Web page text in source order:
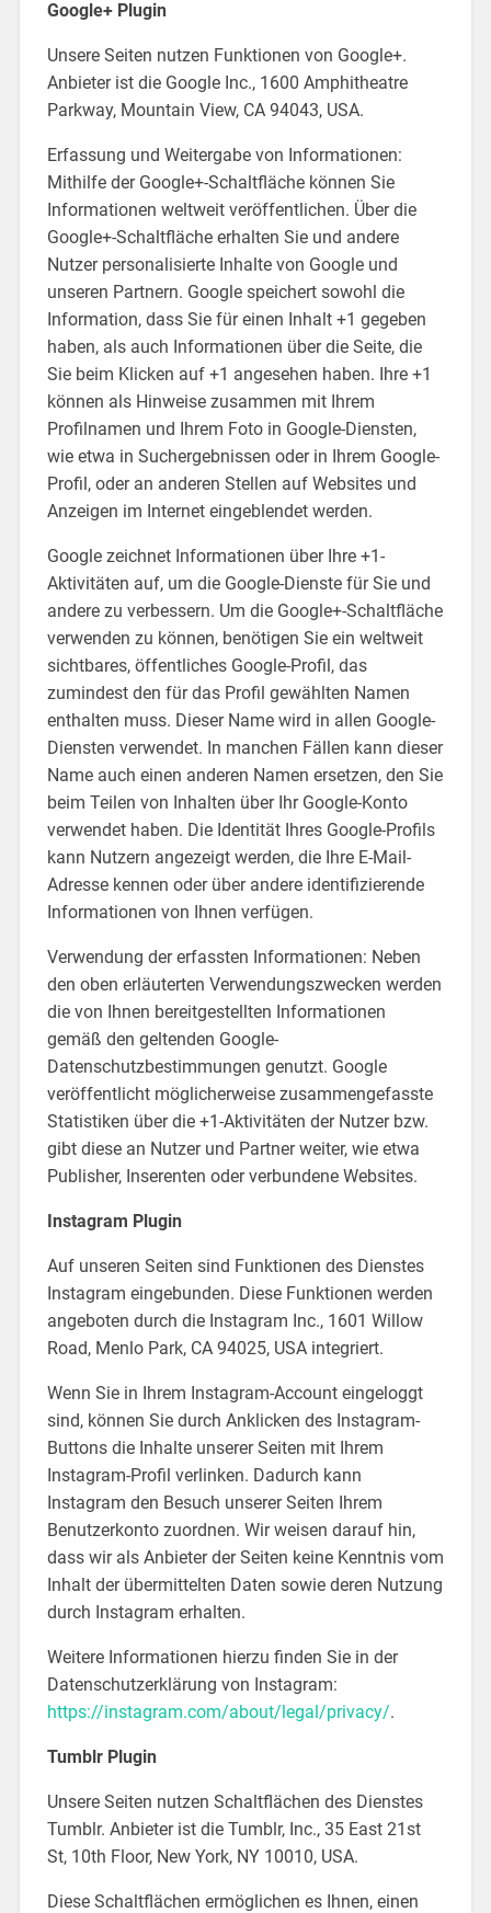
Google+ Plugin
Unsere Seiten nutzen Funktionen von Google+.
Anbieter ist die Google Inc., 1600 Amphitheatre
Parkway, Mountain View, CA 94043, USA.
Erfassung und Weitergabe von Informationen:
Mithilfe der Google+-Schaltfläche können Sie
Informationen weltweit veröffentlichen. Über die
Google+-Schaltfläche erhalten Sie und andere
Nutzer personalisierte Inhalte von Google und
unseren Partnern. Google speichert sowohl die
Information, dass Sie für einen Inhalt +1 gegeben
haben, als auch Informationen über die Seite, die
Sie beim Klicken auf +1 angesehen haben. Ihre +1
können als Hinweise zusammen mit Ihrem
Profilnamen und Ihrem Foto in Google-Diensten,
wie etwa in Suchergebnissen oder in Ihrem Google-
Profil, oder an anderen Stellen auf Websites und
Anzeigen im Internet eingeblendet werden.
Google zeichnet Informationen über Ihre +1-
Aktivitäten auf, um die Google-Dienste für Sie und
andere zu verbessern. Um die Google+-Schaltfläche
verwenden zu können, benötigen Sie ein weltweit
sichtbares, öffentliches Google-Profil, das
zumindest den für das Profil gewählten Namen
enthalten muss. Dieser Name wird in allen Google-
Diensten verwendet. In manchen Fällen kann dieser
Name auch einen anderen Namen ersetzen, den Sie
beim Teilen von Inhalten über Ihr Google-Konto
verwendet haben. Die Identität Ihres Google-Profils
kann Nutzern angezeigt werden, die Ihre E-Mail-
Adresse kennen oder über andere identifizierende
Informationen von Ihnen verfügen.
Verwendung der erfassten Informationen: Neben
den oben erläuterten Verwendungszwecken werden
die von Ihnen bereitgestellten Informationen
gemäß den geltenden Google-
Datenschutzbestimmungen genutzt. Google
veröffentlicht möglicherweise zusammengefasste
Statistiken über die +1-Aktivitäten der Nutzer bzw.
gibt diese an Nutzer und Partner weiter, wie etwa
Publisher, Inserenten oder verbundene Websites.
Instagram Plugin
Auf unseren Seiten sind Funktionen des Dienstes
Instagram eingebunden. Diese Funktionen werden
angeboten durch die Instagram Inc., 1601 Willow
Road, Menlo Park, CA 94025, USA integriert.
Wenn Sie in Ihrem Instagram-Account eingeloggt
sind, können Sie durch Anklicken des Instagram-
Buttons die Inhalte unserer Seiten mit Ihrem
Instagram-Profil verlinken. Dadurch kann
Instagram den Besuch unserer Seiten Ihrem
Benutzerkonto zuordnen. Wir weisen darauf hin,
dass wir als Anbieter der Seiten keine Kenntnis vom
Inhalt der übermittelten Daten sowie deren Nutzung
durch Instagram erhalten.
Weitere Informationen hierzu finden Sie in der
Datenschutzerklärung von Instagram:
https://instagram.com/about/legal/privacy/.
Tumblr Plugin
Unsere Seiten nutzen Schaltflächen des Dienstes
Tumblr. Anbieter ist die Tumblr, Inc., 35 East 21st
St, 10th Floor, New York, NY 10010, USA.
Diese Schaltflächen ermöglichen es Ihnen, einen